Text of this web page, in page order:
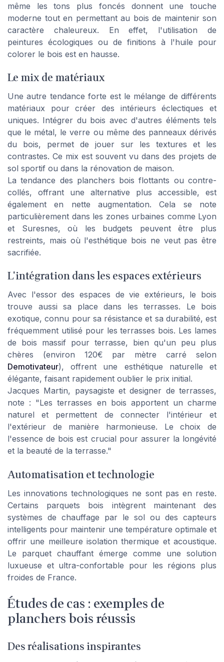
même les tons plus foncés donnent une touche
moderne tout en permettant au bois de maintenir son
caractère chaleureux. En effet, l'utilisation de
peintures écologiques ou de finitions à l'huile pour
colorer le bois est en hausse.
Le mix de matériaux
Une autre tendance forte est le mélange de différents
matériaux pour créer des intérieurs éclectiques et
uniques. Intégrer du bois avec d'autres éléments tels
que le métal, le verre ou même des panneaux dérivés
du bois, permet de jouer sur les textures et les
contrastes. Ce mix est souvent vu dans des projets de
sol sportif ou dans la rénovation de maison.
La tendance des planchers bois flottants ou contre-
collés, offrant une alternative plus accessible, est
également en nette augmentation. Cela se note
particulièrement dans les zones urbaines comme Lyon
et Suresnes, où les budgets peuvent être plus
restreints, mais où l'esthétique bois ne veut pas être
sacrifiée.
L'intégration dans les espaces extérieurs
Avec l'essor des espaces de vie extérieurs, le bois
trouve aussi sa place dans les terrasses. Le bois
exotique, connu pour sa résistance et sa durabilité, est
fréquemment utilisé pour les terrasses bois. Les lames
de bois massif pour terrasse, bien qu'un peu plus
chères (environ 120€ par mètre carré selon
Demotivateur), offrent une esthétique naturelle et
élégante, faisant rapidement oublier le prix initial.
Jacques Martin, paysagiste et designer de terrasses,
note : "Les terrasses en bois apportent un charme
naturel et permettent de connecter l'intérieur et
l'extérieur de manière harmonieuse. Le choix de
l'essence de bois est crucial pour assurer la longévité
et la beauté de la terrasse."
Automatisation et technologie
Les innovations technologiques ne sont pas en reste.
Certains parquets bois intègrent maintenant des
systèmes de chauffage par le sol ou des capteurs
intelligents pour maintenir une température optimale et
offrir une meilleure isolation thermique et acoustique.
Le parquet chauffant émerge comme une solution
luxueuse et ultra-confortable pour les régions plus
froides de France.
Études de cas : exemples de
planchers bois réussis
Des réalisations inspirantes